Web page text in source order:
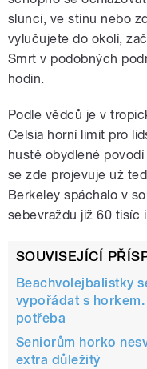
slunci, ve stínu nebo
vylučujete do okolí,
Smrt v podobných
hodin.
Podle vědců je v
Celsia horní limit pro
hustě obydlené
se zde projevuje už
Berkeley spáchalo v
sebevraždu již 60 tisíc
SOUVISEJÍCÍ
Beachvolejbalistky
vypořádat s
potřeba
Seniorům horko
extra důležitý